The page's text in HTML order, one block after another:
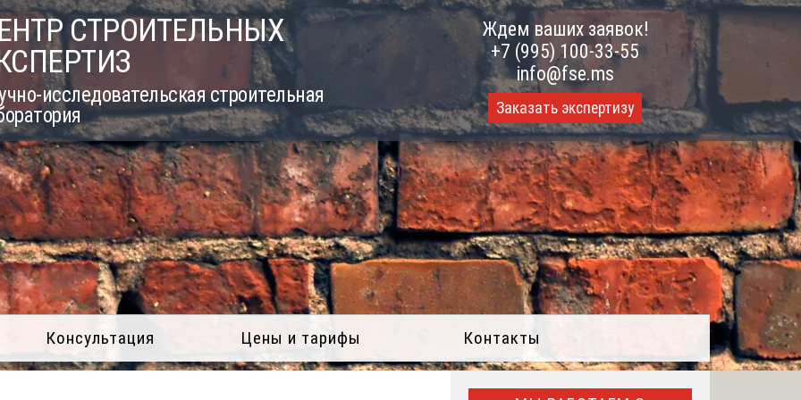
СТРОИТЕЛЬНЫХ
исследовательская строительная
Ждем ваших заявок!
+7 (995) 100-33-55
info@fse.ms
Заказать экспертизу
Консультация Цены и тарифы Контакты